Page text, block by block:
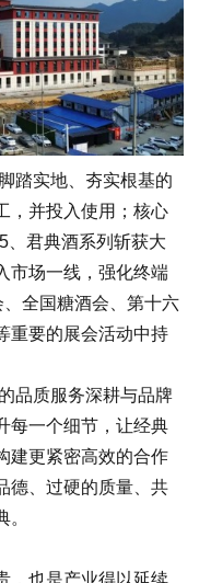
实地、夯实根基的
，并投入使用；核心
、君典酒系列斩获大
市场一线，强化终端
、全国糖酒会、第十六
重要的展会活动中持
质服务深耕与品牌
每一个细节，让经典
建更紧密高效的合作
德、过硬的质量、共
也是产业得以延续